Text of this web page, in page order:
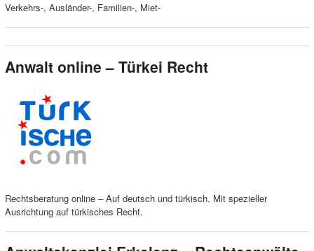
Verkehrs-, Ausländer-, Familien-, Miet-
Anwalt online – Türkei Recht
Rechtsberatung online – Auf deutsch und türkisch. Mit spezieller
Ausrichtung auf türkisches Recht.